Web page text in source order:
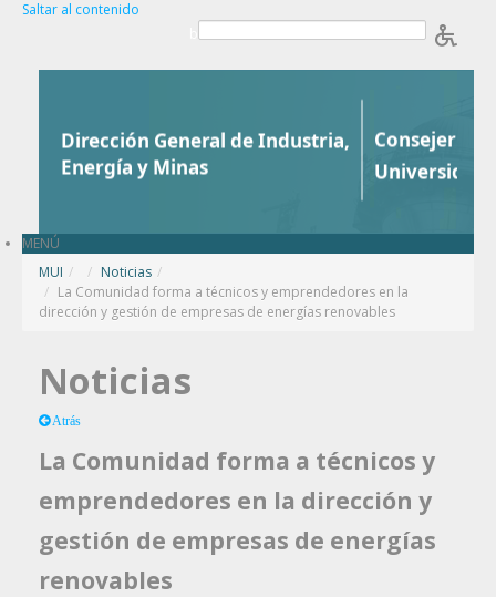
Saltar al contenido
MENÚ
MUI / Noticias /
La Comunidad forma a técnicos y emprendedores en la
dirección y gestión de empresas de energías renovables
Noticias
Atrás
La Comunidad forma a técnicos y
emprendedores en la dirección y
gestión de empresas de energías
renovables